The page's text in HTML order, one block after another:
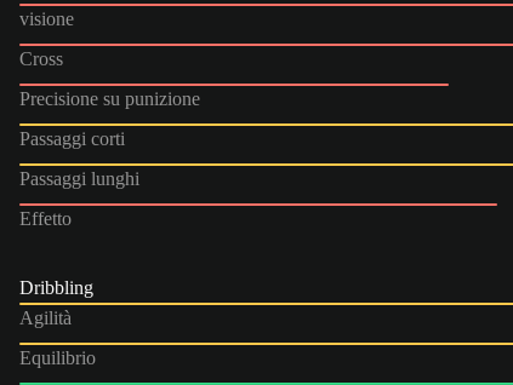
visione
Cross
Precisione su punizione
Passaggi corti
Passaggi lunghi
Effetto
Dribbling
Agilità
Equilibrio